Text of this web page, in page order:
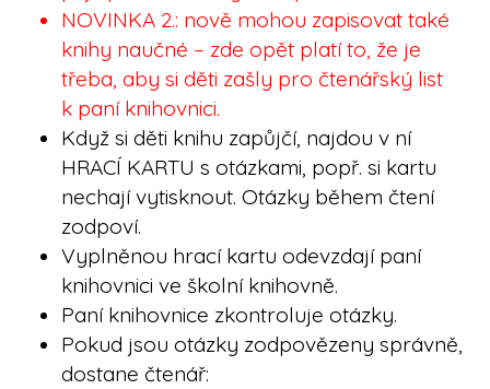
NOVINKA 2.: nově mohou zapisovat také
knihy naučné – zde opět platí to, že je
třeba, aby si děti zašly pro čtenářský list
k paní knihovnici.
Když si děti knihu zapůjčí, najdou v ní
HRACÍ KARTU s otázkami, popř. si kartu
nechají vytisknout. Otázky během čtení
zodpoví.
Vyplněnou hrací kartu odevzdají paní
knihovnici ve školní knihovně.
Paní knihovnice zkontroluje otázky.
Pokud jsou otázky zodpovězeny správně,
dostane čtenář: